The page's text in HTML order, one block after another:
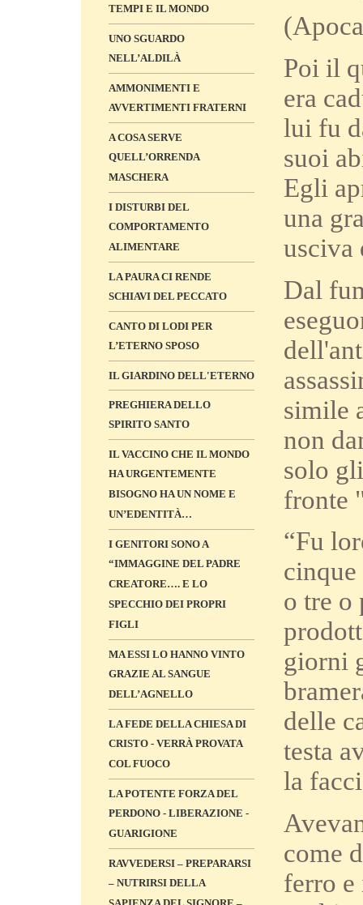
TEMPI E IL MONDO
UNO SGUARDO
NELL’ALDILÀ
AMMONIMENTI E
AVVERTIMENTI FRATERNI
A COSA SERVE
QUELL’ORRENDA
MASCHERA
I DISTURBI DEL
COMPORTAMENTO
ALIMENTARE
LA PAURA CI RENDE
SCHIAVI DEL PECCATO
CANTO DI LODI PER
L’ETERNO SPOSO
IL GIARDINO DELL'ETERNO
PREGHIERA DELLO
SPIRITO SANTO
IL VACCINO CHE IL MONDO
HA URGENTEMENTE
BISOGNO HA UN NOME E
UN’EDENTITÀ…
I GENITORI SONO A
“IMMAGGINE DEL PADRE
CREATORE…. E LO
SPECCHIO DEI PROPRI
FIGLI
MA ESSI LO HANNO VINTO
GRAZIE AL SANGUE
DELL’AGNELLO
LA FEDE DELLA CHIESA DI
CRISTO - VERRÀ PROVATA
COL FUOCO
LA POTENTE FORZA DEL
PERDONO - LIBERAZIONE -
GUARIGIONE
RAVVEDERSI – PREPARARSI
– NUTRIRSI DELLA
Poi il
era
lui fu
suoi
Egli
una
usciva
Dal
simile
non
solo
fronte
“Fu
cinque
o tre o
giorni
delle
testa
la
come
ferro